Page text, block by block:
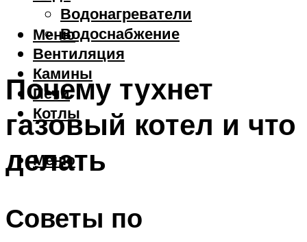
Водонагреватели
Водоснабжение
Вентиляция
Камины
Печи
Котлы
Меню
Меню
Почему тухнет
газовый котел и что
делать
Советы по